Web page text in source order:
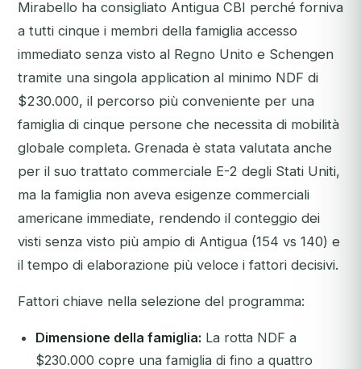
Mirabello ha consigliato Antigua CBI perché forniva
a tutti cinque i membri della famiglia accesso
immediato senza visto al Regno Unito e Schengen
tramite una singola application al minimo NDF di
$230.000, il percorso più conveniente per una
famiglia di cinque persone che necessita di mobilità
globale completa. Grenada è stata valutata anche
per il suo trattato commerciale E-2 degli Stati Uniti,
ma la famiglia non aveva esigenze commerciali
americane immediate, rendendo il conteggio dei
visti senza visto più ampio di Antigua (154 vs 140) e
il tempo di elaborazione più veloce i fattori decisivi.
Fattori chiave nella selezione del programma:
Dimensione della famiglia: La rotta NDF a
$230.000 copre una famiglia di fino a quattro